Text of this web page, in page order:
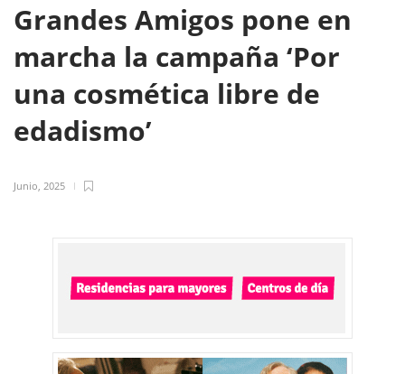
Grandes Amigos pone en
marcha la campaña ‘Por
una cosmética libre de
edadismo’
Junio, 2025